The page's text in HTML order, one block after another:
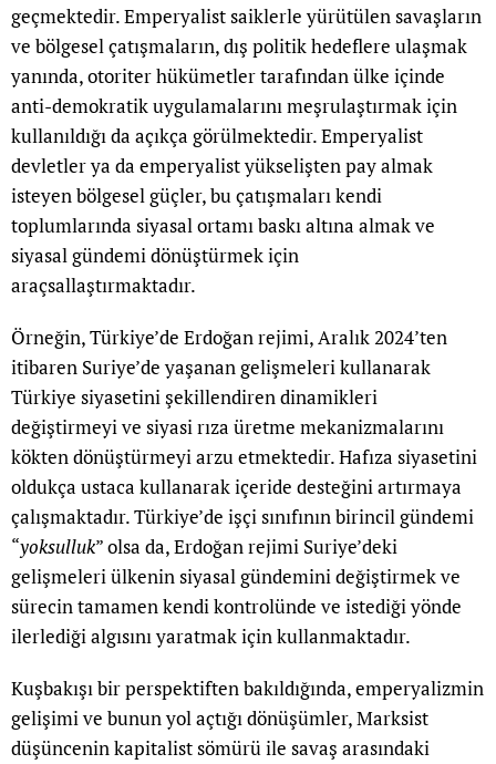
geçmektedir. Emperyalist saiklerle yürütülen savaşların
ve bölgesel çatışmaların, dış politik hedeflere ulaşmak
yanında, otoriter hükümetler tarafından ülke içinde
anti-demokratik uygulamalarını meşrulaştırmak için
kullanıldığı da açıkça görülmektedir. Emperyalist
devletler ya da emperyalist yükselişten pay almak
isteyen bölgesel güçler, bu çatışmaları kendi
toplumlarında siyasal ortamı baskı altına almak ve
siyasal gündemi dönüştürmek için
araçsallaştırmaktadır.
Örneğin, Türkiye’de Erdoğan rejimi, Aralık 2024’ten
itibaren Suriye’de yaşanan gelişmeleri kullanarak
Türkiye siyasetini şekillendiren dinamikleri
değiştirmeyi ve siyasi rıza üretme mekanizmalarını
kökten dönüştürmeyi arzu etmektedir. Hafıza siyasetini
oldukça ustaca kullanarak içeride desteğini artırmaya
çalışmaktadır. Türkiye’de işçi sınıfının birincil gündemi
“yoksulluk” olsa da, Erdoğan rejimi Suriye’deki
gelişmeleri ülkenin siyasal gündemini değiştirmek ve
sürecin tamamen kendi kontrolünde ve istediği yönde
ilerlediği algısını yaratmak için kullanmaktadır.
Kuşbakışı bir perspektiften bakıldığında, emperyalizmin
gelişimi ve bunun yol açtığı dönüşümler, Marksist
düşüncenin kapitalist sömürü ile savaş arasındaki